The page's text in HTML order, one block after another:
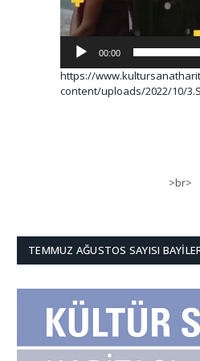
00:00
https://
content/uploads/2022/10/
>br>
TEMMUZ AĞUSTOS SAYISI